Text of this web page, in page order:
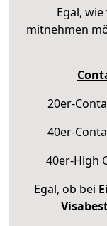
Egal,
mitnehmen
20er-
40er-
40er-High
Egal, ob bei